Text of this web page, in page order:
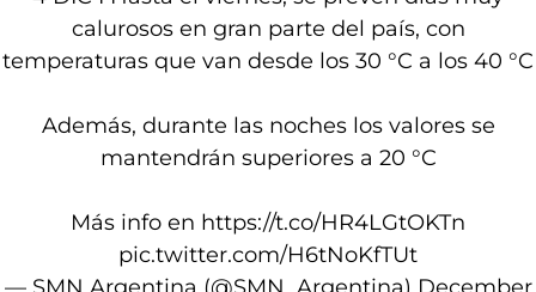
calurosos en gran parte del país, con
temperaturas que van desde los 30 °C a los 40 °C
Además, durante las noches los valores se
mantendrán superiores a 20 °C
Más info en https://t.co/HR4LGtOKTn
pic.twitter.com/H6tNoKfTUt